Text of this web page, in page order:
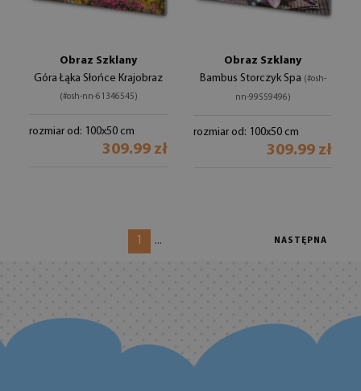
Obraz Szklany
Góra Łąka Słońce Krajobraz
(#osh-nn-61346545)
rozmiar od: 100x50 cm
309.99 zł
Obraz Szklany
Bambus Storczyk Spa (#osh-
nn-99559496)
rozmiar od: 100x50 cm
309.99 zł
1 ... NASTĘPNA